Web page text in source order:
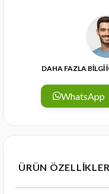
DAHA FAZLA BİLGİ
WhatsApp
ÜRÜN